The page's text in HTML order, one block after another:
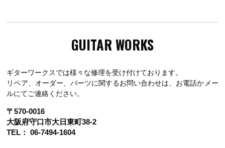
GUITAR WORKS
ギターワークスでは様々な修理を受け付けております。
リペア、オーダー、パーツに関するお問い合わせは、お電話かメー
ルにてご連絡ください。
〒570-0016
大阪府守口市大日東町38-2
TEL： 06-7494-1604